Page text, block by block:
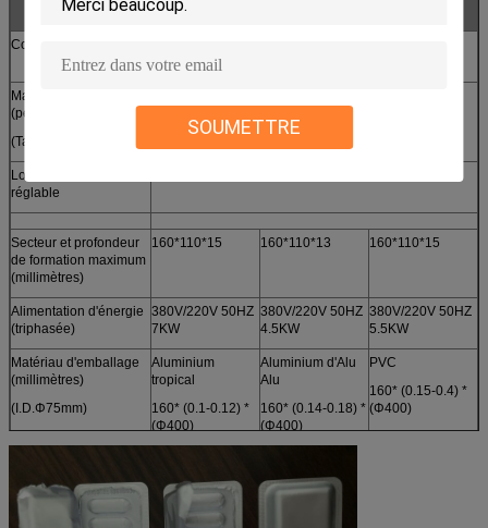
SOUMETTRE
ALU
Corps de machine
être SS3016 choisi)
Masquant la fréquence
(périodes/minute)
(Taille standard 57*80)
Longueur de traction
réglable
Secteur et profondeur
de formation maximum
(millimètres)
160*110*15 160*110*13 160*110*15
Alimentation d'énergie
(triphasée)
380V/220V 50HZ
7KW
380V/220V 50HZ
4.5KW
380V/220V 50HZ
5.5KW
Matériau d'emballage
(millimètres)
(I.D.Φ75mm)
Aluminium
tropical
160* (0.1-0.12) *
(Φ400)
160* (0.15-0.4) *
(Φ400)
Aluminium d'Alu
Alu
160* (0.14-0.18) *
(Φ400)
PVC
160* (0.15-0.4) *
(Φ400)